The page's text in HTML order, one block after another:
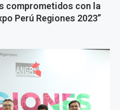
comprometidos con la
Perú Regiones 2023”